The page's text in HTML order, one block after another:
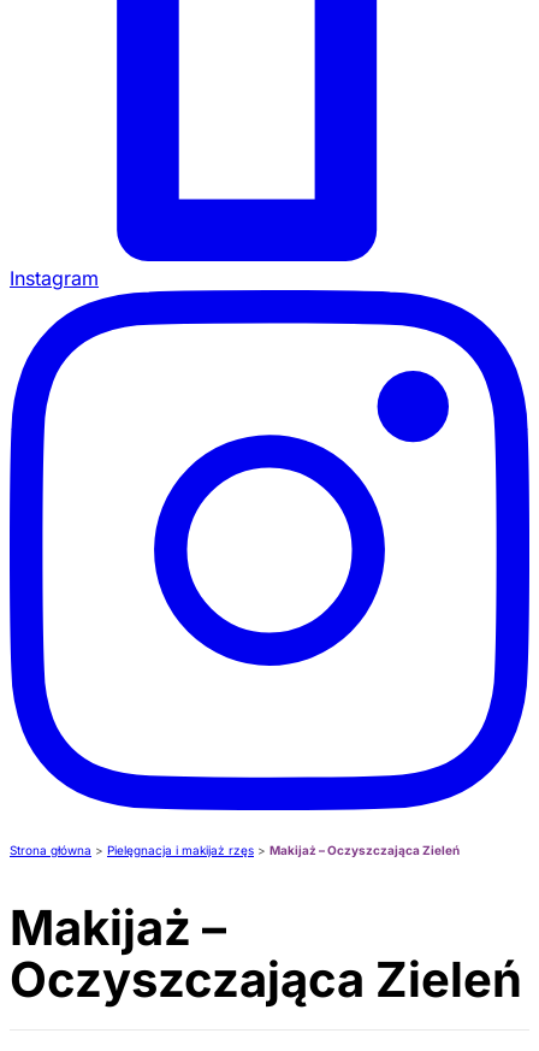
Instagram
Strona główna > Pielęgnacja i makijaż rzęs > Makijaż – Oczyszczająca Zieleń
Makijaż –
Oczyszczająca Zieleń